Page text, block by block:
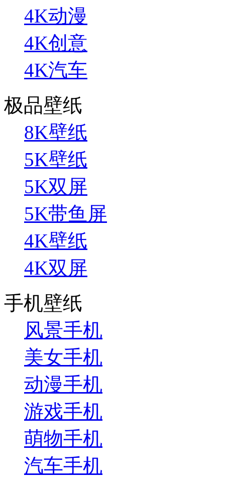
4K动漫
4K创意
4K汽车
极品壁纸
8K壁纸
5K壁纸
5K双屏
5K带鱼屏
4K壁纸
4K双屏
手机壁纸
风景手机
美女手机
动漫手机
游戏手机
萌物手机
汽车手机